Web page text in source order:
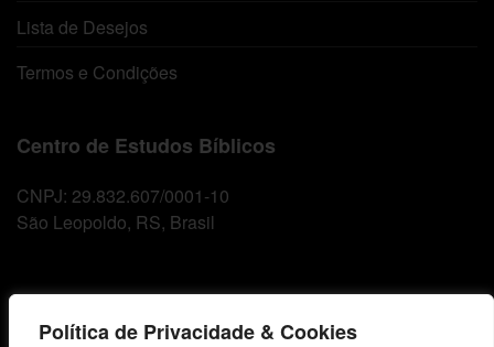
Política de Privacidade & Cookies
Lista de Desejos
Termos e Condições
Centro de Estudos Bíblicos
CNPJ: 29.832.607/0001-10
São Leopoldo, RS, Brasil
Fale Conosco